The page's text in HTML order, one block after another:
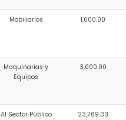
Mobiliarios 1,000.00
Maquinarias y
Equipos
3,000.00
Al Sector Público
23,769.33